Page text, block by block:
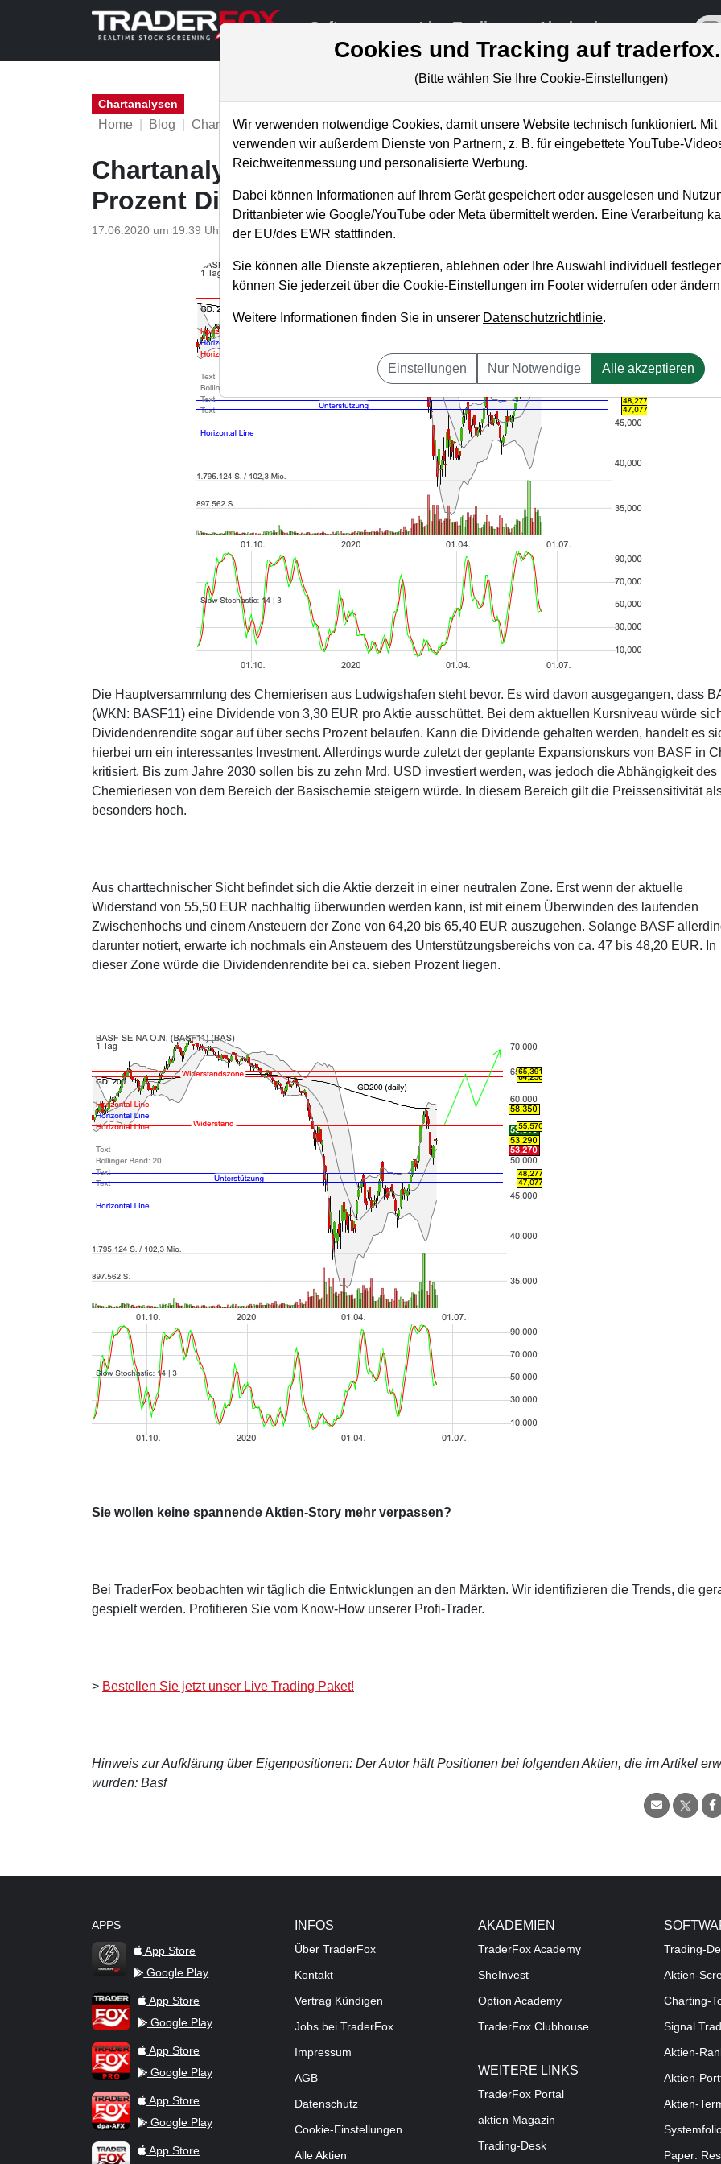
Software Live-Trading Akademie
Chartanalysen
Home Blog Chartanalysen
Chartanalyse BASF: Einstiegschance bei über
Prozent Dividendenrendite?
17.06.2020 um 19:39 Uhr P. Uhlschmied
Die Hauptversammlung des Chemierisen aus Ludwigshafen steht bevor. Es wird davon ausgegangen, dass
(WKN: BASF11) eine Dividende von 3,30 EUR pro Aktie ausschüttet. Bei dem aktuellen Kursniveau würde
Dividendenrendite sogar auf über sechs Prozent belaufen. Kann die Dividende gehalten werden, handelt es
hierbei um ein interessantes Investment. Allerdings wurde zuletzt der geplante Expansionskurs von BASF in
kritisiert. Bis zum Jahre 2030 sollen bis zu zehn Mrd. USD investiert werden, was jedoch die Abhängigkeit des
Chemieriesen von dem Bereich der Basischemie steigern würde. In diesem Bereich gilt die Preissensitivität
besonders hoch.
Aus charttechnischer Sicht befindet sich die Aktie derzeit in einer neutralen Zone. Erst wenn der aktuelle
Widerstand von 55,50 EUR nachhaltig überwunden werden kann, ist mit einem Überwinden des laufenden
Zwischenhochs und einem Ansteuern der Zone von 64,20 bis 65,40 EUR auszugehen. Solange BASF
darunter notiert, erwarte ich nochmals ein Ansteuern des Unterstützungsbereichs von ca. 47 bis 48,20 EUR. In
dieser Zone würde die Dividendenrendite bei ca. sieben Prozent liegen.
Sie wollen keine spannende Aktien-Story mehr verpassen?
Bei TraderFox beobachten wir täglich die Entwicklungen an den Märkten. Wir identifizieren die Trends, die
gespielt werden. Profitieren Sie vom Know-How unserer Profi-Trader.
> Bestellen Sie jetzt unser Live Trading Paket!
Hinweis zur Aufklärung über Eigenpositionen: Der Autor hält Positionen bei folgenden Aktien, die im Artikel
wurden: Basf
APPS
TraderFox Flash
App Store
Google Play
TraderFox AppApp Store
Google Play
TraderFox ProApp Store
Google Play
TraderFox dpa-AFX ProFeed
App Store
Google Play
TraderFox Live Trading
App Store
INFOS
Über TraderFox
Kontakt
Vertrag Kündigen
Jobs bei TraderFox
Impressum
AGB
Datenschutz
Cookie-Einstellungen
Alle Aktien
AKADEMIEN
TraderFox Academy
SheInvest
Option Academy
TraderFox Clubhouse
WEITERE LINKS
TraderFox Portal
aktien Magazin
Trading-Desk
Trading-
Aktien-
Charting-
Signal
Aktien-
Aktien-
Aktien-
Paper:
Cookies und Tracking auf
(Bitte wählen Sie Ihre Cookie-Einstellungen)
Wir verwenden notwendige Cookies, damit unsere Website technisch funktioniert.
verwenden wir außerdem Dienste von Partnern, z. B. für eingebettete YouTube-
Reichweitenmessung und personalisierte Werbung.
Dabei können Informationen auf Ihrem Gerät gespeichert oder ausgelesen und
Drittanbieter wie Google/YouTube oder Meta übermittelt werden. Eine Verarbeitung
der EU/des EWR stattfinden.
Sie können alle Dienste akzeptieren, ablehnen oder Ihre Auswahl individuell
können Sie jederzeit über die Cookie-Einstellungen im Footer widerrufen oder
Weitere Informationen finden Sie in unserer Datenschutzrichtlinie.
Einstellungen Nur Notwendige Alle akzeptieren